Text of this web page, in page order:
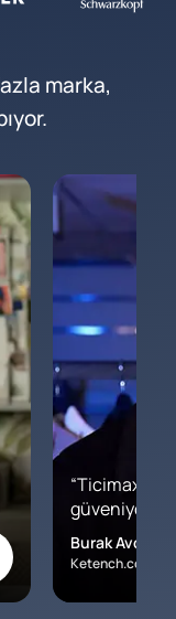
marka,
“Ticimax'a
Burak Avcılar
Ketench.com –